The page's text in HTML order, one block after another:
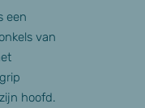
een
van
hoofd.